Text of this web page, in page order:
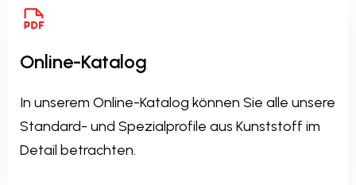
Online-Katalog
In unserem Online-Katalog können Sie alle unsere
Standard- und Spezialprofile aus Kunststoff im
Detail betrachten.